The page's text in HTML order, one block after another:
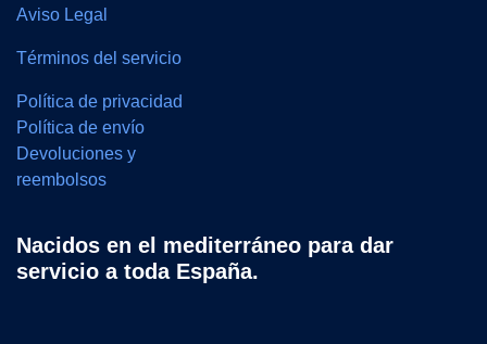
Aviso Legal
Términos del servicio
Política de privacidad
Política de envío
Devoluciones y
reembolsos
Nacidos en el mediterráneo para dar
servicio a toda España.